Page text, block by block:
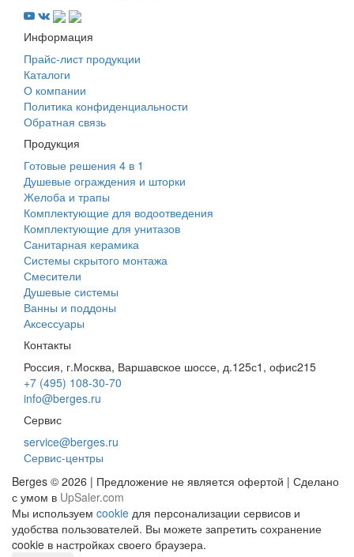
Информация
Прайс-лист продукции
Каталоги
О компании
Политика конфиденциальности
Обратная связь
Продукция
Готовые решения 4 в 1
Душевые ограждения и шторки
Желоба и трапы
Комплектующие для водоотведения
Комплектующие для унитазов
Санитарная керамика
Системы скрытого монтажа
Смесители
Душевые системы
Ванны и поддоны
Аксессуары
Контакты
Россия, г.Москва, Варшавское шоссе, д.125с1, офис215
+7 (495) 108-30-70
info@berges.ru
Сервис
service@berges.ru
Сервис-центры
Berges © 2026 | Предложение не является офертой | Сделано
с умом в UpSaler.com
Мы используем cookie для персонализации сервисов и
удобства пользователей. Вы можете запретить сохранение
cookie в настройках своего браузера.